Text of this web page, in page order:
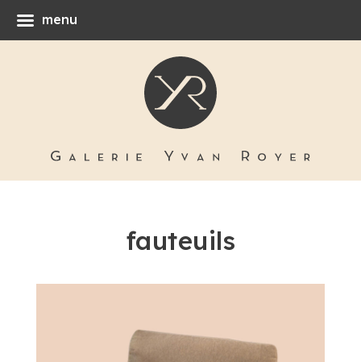
fauteuils
menu